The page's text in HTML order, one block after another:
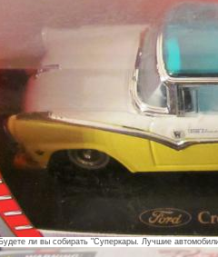
ли вы собирать "Суперкары. Лучшие